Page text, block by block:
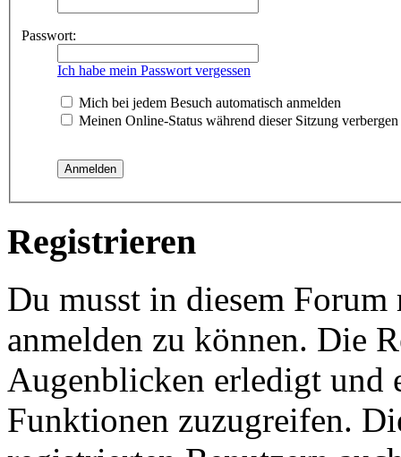
Passwort:
Ich habe mein Passwort vergessen
Mich bei jedem Besuch automatisch anmelden
Meinen Online-Status während dieser Sitzung verbergen
Registrieren
Du musst in diesem
anmelden zu können. Die
Augenblicken erledigt und
Funktionen zuzugreifen.